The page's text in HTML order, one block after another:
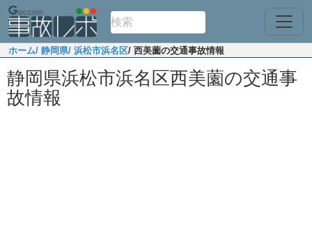
ホーム/ 静岡県/ 浜松市浜名区/ 西美薗の交通事故情報
静岡県浜松市浜名区西美薗の交通事
故情報